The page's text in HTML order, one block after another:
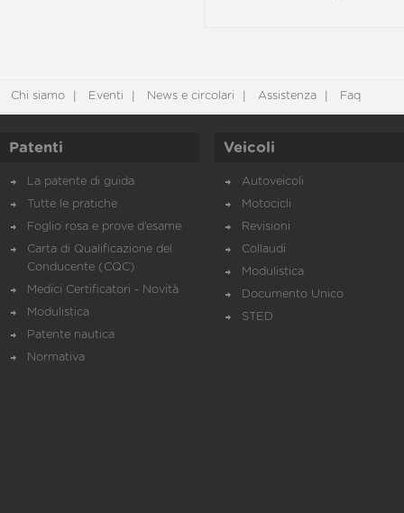
Chi siamo Eventi News e circolari Assistenza Faq
Patenti
La patente di guida
Tutte le pratiche
Foglio rosa e prove d’esame
Carta di Qualificazione del
Conducente (CQC)
Medici Certificatori - Novità
Modulistica
Patente nautica
Normativa
Veicoli
Autoveicoli
Motocicli
Revisioni
Collaudi
Modulistica
Documento Unico
STED